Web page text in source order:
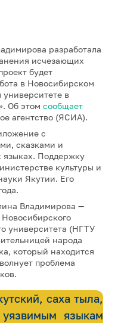
разработала
исчезающих
будет
в Новосибирском
университете в
Об этом сообщает
агентство (ЯСИА).
с
сказками и
языках. Поддержку
культуры и
Якутии. Его
Владимирова —
Новосибирского
университета (НГТУ
народа
который находится
проблема
саха тыла,
языкам